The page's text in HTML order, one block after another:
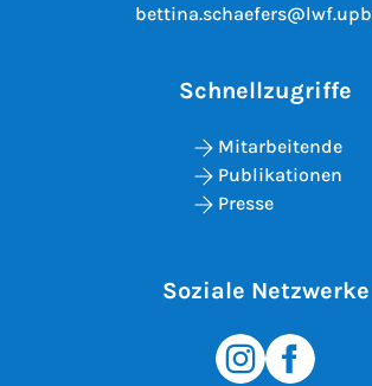
Schnellzugriffe
Mitarbeitende
Publikationen
Presse
Soziale Netzwerke